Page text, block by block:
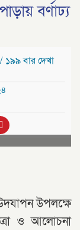
বর্ণাঢ্য
/ ১৯৯ বার দেখা
উপলক্ষে
ও আলোচনা